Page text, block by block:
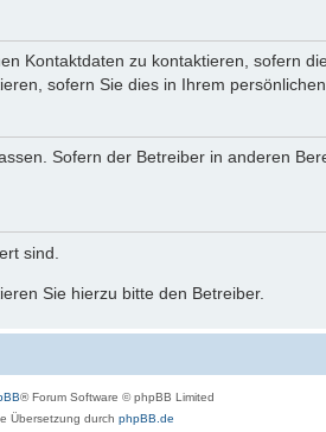
Kontaktdaten zu kontaktieren, sofern
sofern Sie dies in Ihrem
Sofern der Betreiber in anderen
sind.
Sie hierzu bitte den Betreiber.
® Forum Software © phpBB Limited
Übersetzung durch phpBB.de